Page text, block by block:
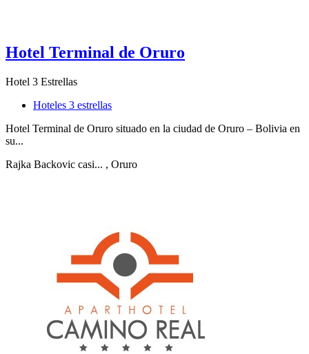
Hotel Terminal de Oruro
Hotel 3 Estrellas
Hoteles 3 estrellas
Hotel Terminal de Oruro situado en la ciudad de Oruro – Bolivia en
su...
Rajka Backovic casi... , Oruro